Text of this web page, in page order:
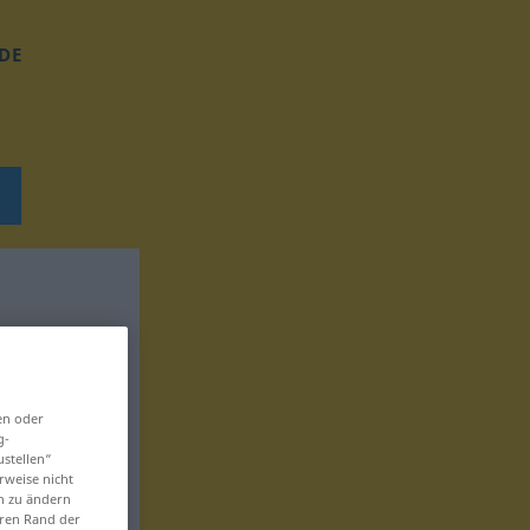
DE
oder
nicht
zu ändern
Rand der